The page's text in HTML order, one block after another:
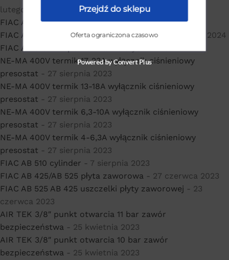
lutego 2024
FIAC AB 515 korbowód sprężarki- 10 lutego 2024
FIAC AB 510/AB 515 korek wlewu oleju- 29 stycznia 2024
FIAC AB 510 filtr powietrza
NE-MA 400V termik 17-23A wyłącznik ciśnieniowy
presostat - 27 sierpnia 2023
NE-MA 400V termik 13-18A wyłącznik ciśnieniowy
presostat - 27 sierpnia 2023
NE-MA 400V termik 6,3-10A wyłącznik ciśnieniowy
presostat - 27 sierpnia 2023
NE-MA 400V termik 4-6,3A wyłącznik ciśnieniowy
presostat - 27 sierpnia 2023
FIAC AB 510 cylinder - 7 sierpnia 2023
FIAC AB 425/AB 525 płyta zaworowa - 27 czerwca 2023
FIAC AB 525 AB 425 uszczelki płyty zaworowej - 23
czerwca 2023
AIR TEK 3/8″ punkt otwarcia 11 bar zawór
bezpieczeństwa - 25 kwietnia 2023
AIR TEK 3/8″ punkt otwarcia 10 bar zawór
bezpieczeństwa - 25 kwietnia 2023
Przejdź do sklepu
Oferta ograniczona czasowo
Powered by Convert Plus